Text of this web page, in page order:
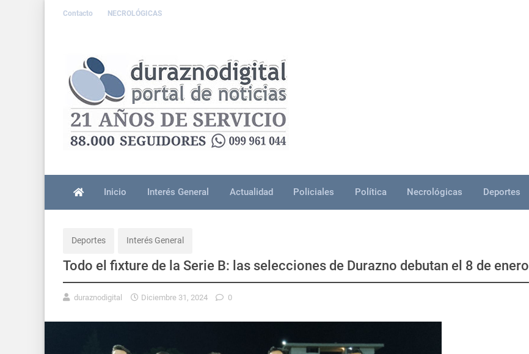
Contacto NECROLÓGICAS
Inicio Interés General Actualidad Policiales Política Necrológicas Deportes
Deportes Interés General
Todo el fixture de la Serie B: las selecciones de Durazno debutan el 8 de enero
duraznodigital Diciembre 31, 2024 0